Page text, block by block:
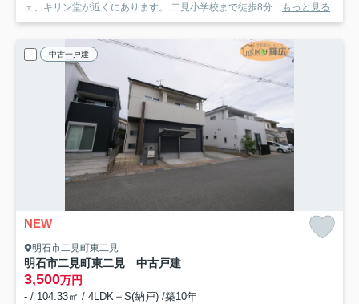
ェ、キリン堂が近くにあります。 二見小学校まで徒歩8分... もっと見る
中古一戸建
NEW
明石市二見町東二見
明石市二見町東二見 中古戸建
3,500万円
- / 104.33㎡ / 4LDK＋S(納戸) /築10年